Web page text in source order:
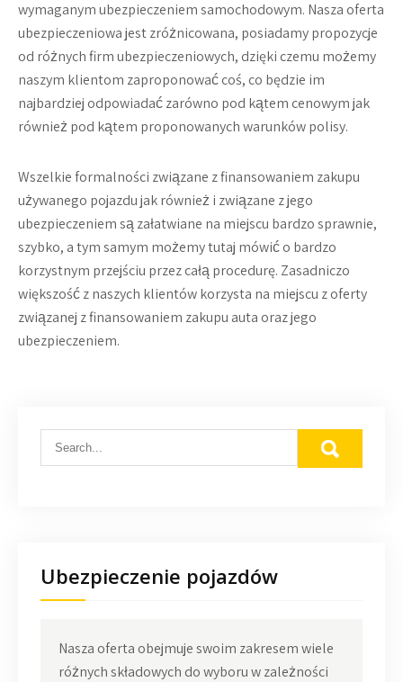
wymaganym ubezpieczeniem samochodowym. Nasza oferta
ubezpieczeniowa jest zróżnicowana, posiadamy propozycje
od różnych firm ubezpieczeniowych, dzięki czemu możemy
naszym klientom zaproponować coś, co będzie im
najbardziej odpowiadać zarówno pod kątem cenowym jak
również pod kątem proponowanych warunków polisy.
Wszelkie formalności związane z finansowaniem zakupu
używanego pojazdu jak również i związane z jego
ubezpieczeniem są załatwiane na miejscu bardzo sprawnie,
szybko, a tym samym możemy tutaj mówić o bardzo
korzystnym przejściu przez całą procedurę. Zasadniczo
większość z naszych klientów korzysta na miejscu z oferty
związanej z finansowaniem zakupu auta oraz jego
ubezpieczeniem.
Ubezpieczenie pojazdów
Nasza oferta obejmuje swoim zakresem wiele
różnych składowych do wyboru w zależności